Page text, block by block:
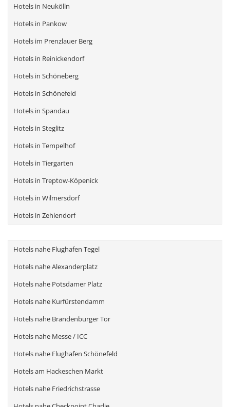
Hotels in Neukölln
Hotels in Pankow
Hotels im Prenzlauer Berg
Hotels in Reinickendorf
Hotels in Schöneberg
Hotels in Schönefeld
Hotels in Spandau
Hotels in Steglitz
Hotels in Tempelhof
Hotels in Tiergarten
Hotels in Treptow-Köpenick
Hotels in Wilmersdorf
Hotels in Zehlendorf
Hotels nahe Flughafen Tegel
Hotels nahe Alexanderplatz
Hotels nahe Potsdamer Platz
Hotels nahe Kurfürstendamm
Hotels nahe Brandenburger Tor
Hotels nahe Messe / ICC
Hotels nahe Flughafen Schönefeld
Hotels am Hackeschen Markt
Hotels nahe Friedrichstrasse